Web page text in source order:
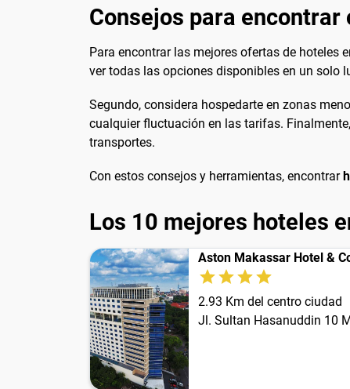
Consejos para
Para encontrar las mejores ofertas de hoteles
ver todas las opciones disponibles en un solo
Segundo, considera hospedarte en zonas
cualquier fluctuación en las tarifas.
transportes.
Con estos consejos y herramientas, encontrar
Los 10 mejores hoteles
Aston Makassar Hotel &
2.93 Km del centro ciudad
Jl. Sultan Hasanuddin 10